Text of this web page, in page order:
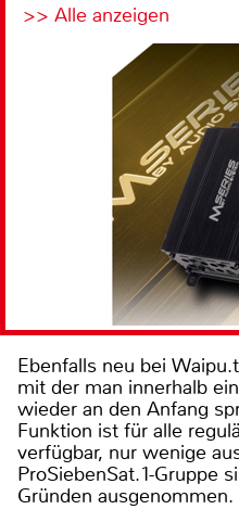
>> Alle anzeigen
Ebenfalls neu bei
mit der man innerhalb
wieder an den Anfang
Funktion ist für alle
verfügbar, nur wenige
ProSiebenSat.1-Gruppe
Gründen ausgenommen.